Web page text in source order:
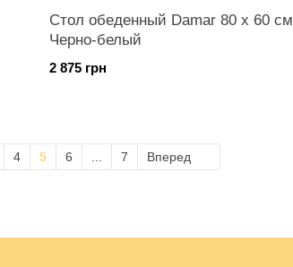
Стол обеденный Damar 80 x 60 см
Черно-белый
2 875 грн
4 5 6 7 Вперед